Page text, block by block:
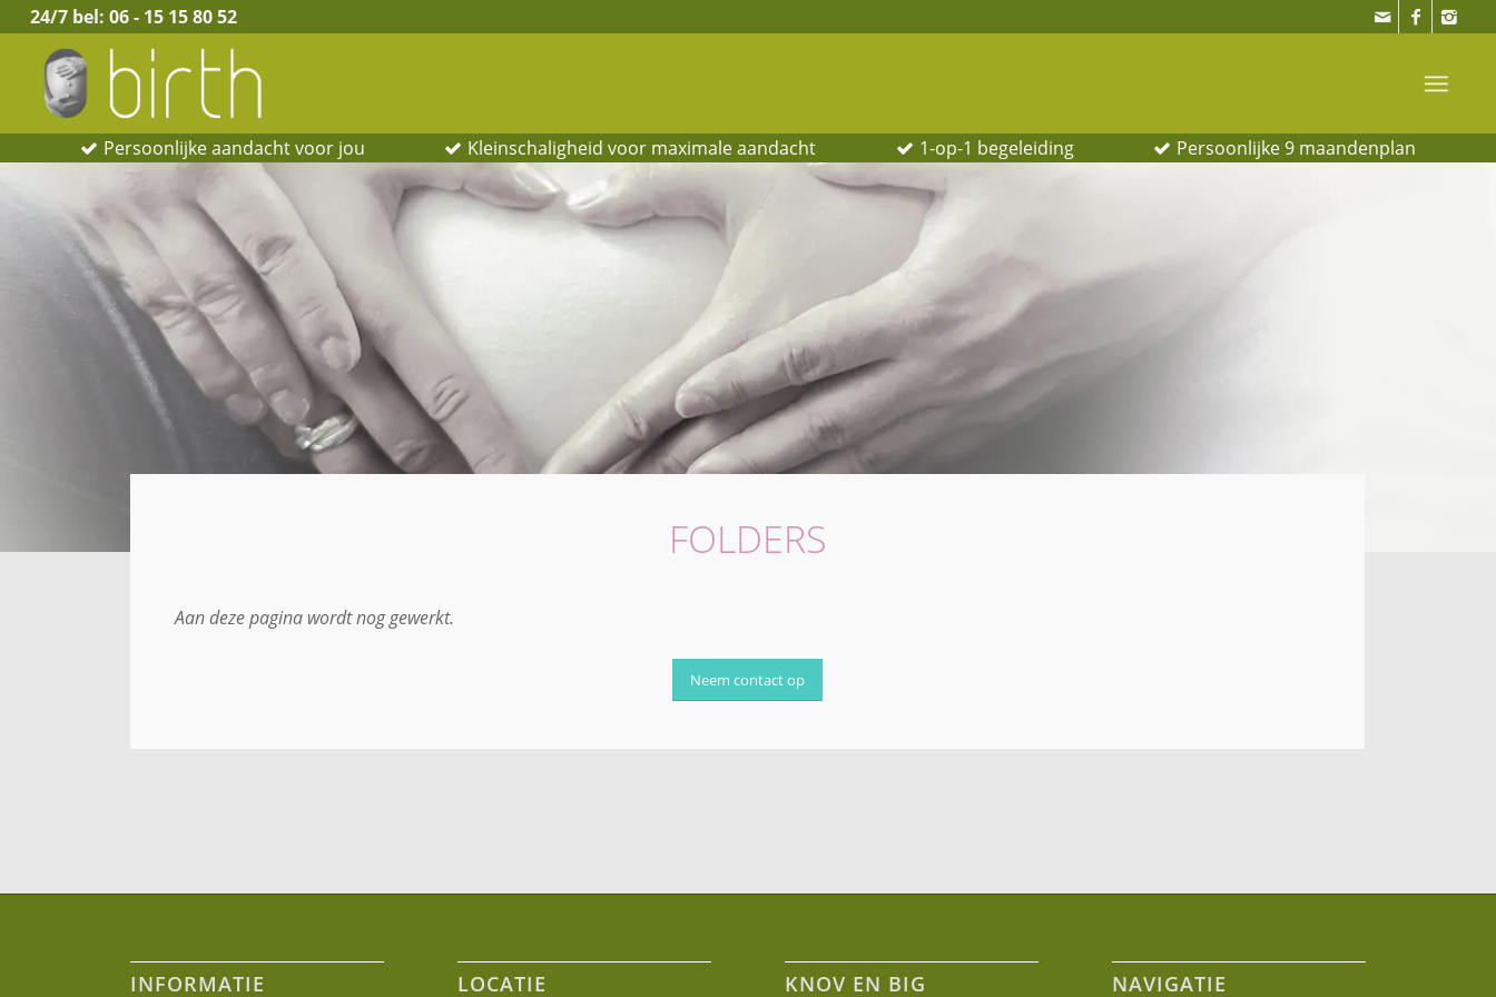
24/7 bel: 06 - 15 15 80 52
Persoonlijke aandacht voor jou Kleinschaligheid voor maximale aandacht 1-op-1 begeleiding Persoonlijke 9 maandenplan
FOLDERS
Aan deze pagina wordt nog gewerkt.
Neem contact op
INFORMATIE LOCATIE KNOV EN BIG NAVIGATIE